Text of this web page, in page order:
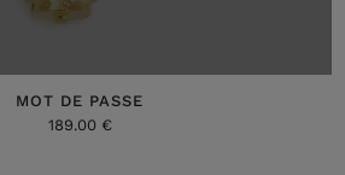
MOT DE PASSE
189.00 €